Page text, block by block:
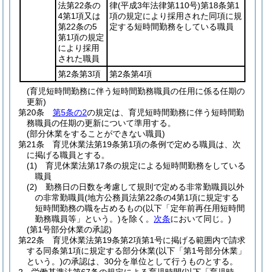
法第22条の
4第1項又は
第22条の5
第1項の規定
により採用
された職員
律(平成3年法律第110号)第18条第1
項の規定により採用された同項に規
定する短時間勤務をしている職員
第2条第3項
第2条第4項
(育児短時間勤務に伴う短時間勤務職員の任用に係る任期の
更新)
第20条
第5条の2の規定は、育児短時間勤務に伴う短時間勤
務職員の任期の更新について準用する。
(部分休業をすることができない職員)
第21条
育児休業法第19条第1項の条例で定める職員は、次
に掲げる職員とする。
(1)
育児休業法第17条の規定による短時間勤務をしている
職員
(2)
勤務日の日数を考慮して規則で定める非常勤職員以外
の非常勤職員(地方公務員法第22条の4第1項に規定する
短時間勤務の職を占めるもの(以下「定年前再任用短時間
勤務職員等」という。)を除く。 次条において同じ。)
(第1号部分休業の承認)
第22条
育児休業法第19条第2項第1号に掲げる範囲内で請求
する同条第1項に規定する部分休業(以下「第1号部分休業」
という。)の承認は、30分を単位として行うものとする。